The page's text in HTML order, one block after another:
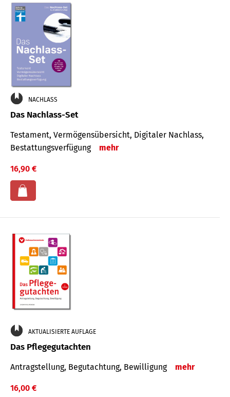
NACHLASS
Das Nachlass-Set
Testament, Vermögens­übersicht, Digitaler Nach­lass,
Bestat­tungs­ver­fügung
mehr
16,90 €
AKTUALISIERTE AUFLAGE
Das Pflegegutachten
Antragstellung, Begutachtung, Bewilligung mehr
16,00 €